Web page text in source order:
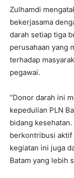
Zulhamdi
bekerjasama
darah setiap tiga
perusahaan yang
terhadap
pegawai.
“Donor darah ini
kepedulian PLN
bidang
berkontribusi aktif
kegiatan ini juga
Batam yang lebih